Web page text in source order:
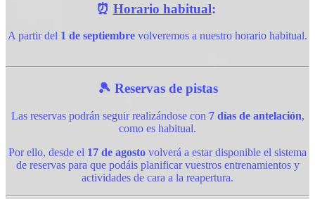
⏰ Horario habitual:
A partir del 1 de septiembre volveremos a nuestro horario habitual.
🎾 Reservas de pistas
Las reservas podrán seguir realizándose con 7 días de antelación,
como es habitual.
Por ello, desde el 17 de agosto volverá a estar disponible el sistema
de reservas para que podáis planificar vuestros entrenamientos y
actividades de cara a la reapertura.